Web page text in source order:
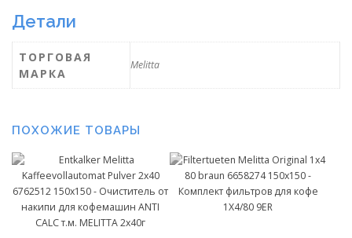
Детали
ТОРГОВАЯ
МАРКА
Melitta
ПОХОЖИЕ ТОВАРЫ